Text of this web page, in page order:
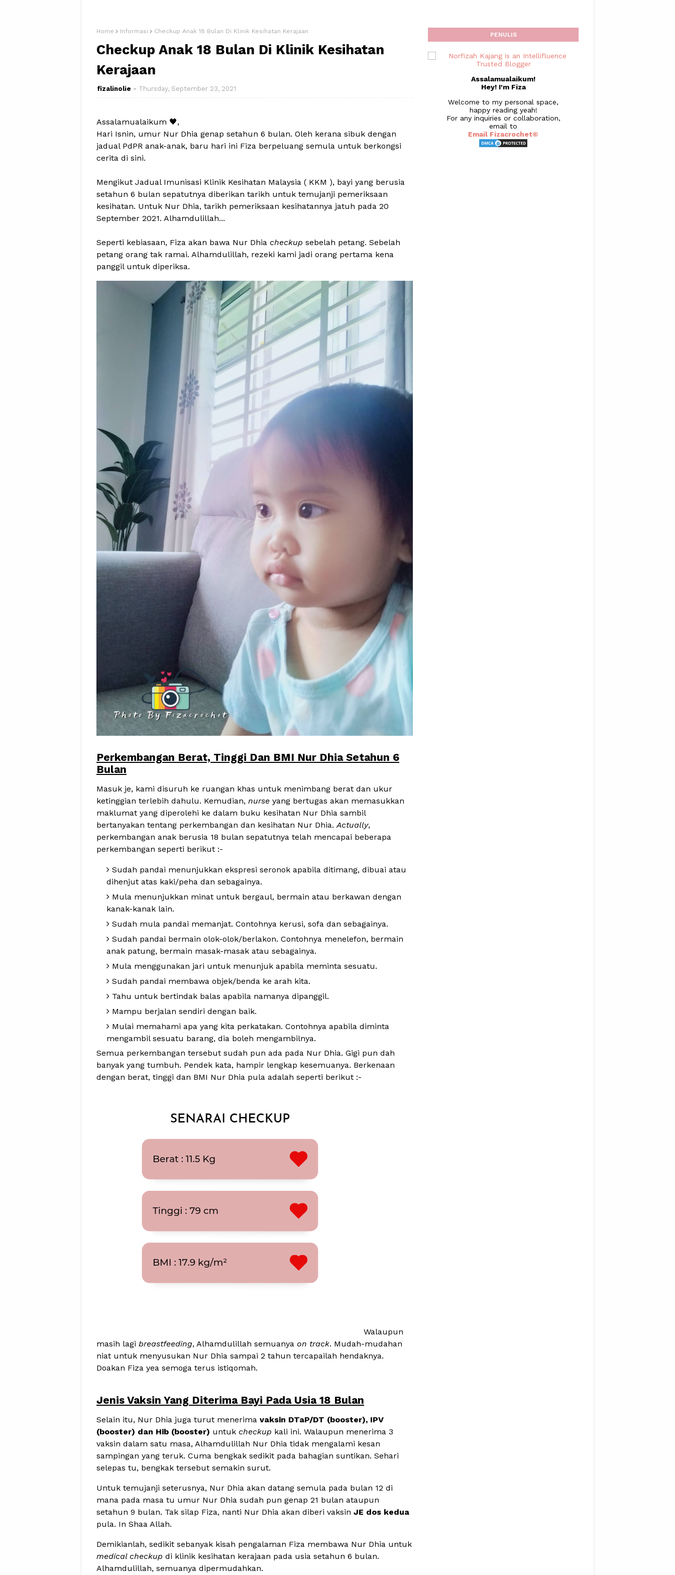
Home Informasi Checkup Anak 18 Bulan Di Klinik Kesihatan Kerajaan
Checkup Anak 18 Bulan Di Klinik Kesihatan
Kerajaan
fizalinolie Thursday, September 23, 2021
Assalamualaikum 🖤,
Hari Isnin, umur Nur Dhia genap setahun 6 bulan. Oleh kerana sibuk dengan
jadual PdPR anak-anak, baru hari ini Fiza berpeluang semula untuk berkongsi
cerita di sini.
Mengikut Jadual Imunisasi Klinik Kesihatan Malaysia ( KKM ), bayi yang berusia
setahun 6 bulan sepatutnya diberikan tarikh untuk temujanji pemeriksaan
kesihatan. Untuk Nur Dhia, tarikh pemeriksaan kesihatannya jatuh pada 20
September 2021. Alhamdulillah...
Seperti kebiasaan, Fiza akan bawa Nur Dhia checkup sebelah petang. Sebelah
petang orang tak ramai. Alhamdulillah, rezeki kami jadi orang pertama kena
panggil untuk diperiksa.
Perkembangan Berat, Tinggi Dan BMI Nur Dhia Setahun 6
Bulan
Masuk je, kami disuruh ke ruangan khas untuk menimbang berat dan ukur
ketinggian terlebih dahulu. Kemudian, nurse yang bertugas akan memasukkan
maklumat yang diperolehi ke dalam buku kesihatan Nur Dhia sambil
bertanyakan tentang perkembangan dan kesihatan Nur Dhia.Actually,
perkembangan anak berusia 18 bulan sepatutnya telah mencapai beberapa
perkembangan seperti berikut :-
Sudah pandai menunjukkan ekspresi seronok apabila ditimang, dibuai atau
dihenjut atas kaki/peha dan sebagainya.
Mula menunjukkan minat untuk bergaul, bermain atau berkawan dengan
kanak-kanak lain.
Sudah mula pandai memanjat. Contohnya kerusi, sofa dan sebagainya.
Sudah pandai bermain olok-olok/berlakon. Contohnya menelefon, bermain
anak patung, bermain masak-masak atau sebagainya.
Mula menggunakan jari untuk menunjuk apabila meminta sesuatu.
Sudah pandai membawa objek/benda ke arah kita.
Tahu untuk bertindak balas apabila namanya dipanggil.
Mampu berjalan sendiri dengan baik.
Mulai memahami apa yang kita perkatakan. Contohnya apabila diminta
mengambil sesuatu barang, dia boleh mengambilnya.
Semua perkembangan tersebut sudah pun ada pada Nur Dhia. Gigi pun dah
banyak yang tumbuh. Pendek kata, hampir lengkap kesemuanya. Berkenaan
dengan berat, tinggi dan BMI Nur Dhia pula adalah seperti berikut :-
Walaupun
masih lagi breastfeeding, Alhamdulillah semuanya on track. Mudah-mudahan
niat untuk menyusukan Nur Dhia sampai 2 tahun tercapailah hendaknya.
Doakan Fiza yea semoga terus istiqomah.
Jenis Vaksin Yang Diterima Bayi Pada Usia 18 Bulan
Selain itu, Nur Dhia juga turut menerima vaksin DTaP/DT (booster), IPV
(booster) dan Hib (booster) untuk checkup kali ini. Walaupun menerima 3
vaksin dalam satu masa, Alhamdulillah Nur Dhia tidak mengalami kesan
sampingan yang teruk. Cuma bengkak sedikit pada bahagian suntikan. Sehari
selepas tu, bengkak tersebut semakin surut.
Untuk temujanji seterusnya, Nur Dhia akan datang semula pada bulan 12 di
mana pada masa tu umur Nur Dhia sudah pun genap 21 bulan ataupun
setahun 9 bulan. Tak silap Fiza, nanti Nur Dhia akan diberi vaksin JE dos kedua
pula. In Shaa Allah.
Demikianlah, sedikit sebanyak kisah pengalaman Fiza membawa Nur Dhia untuk
medical checkup di klinik kesihatan kerajaan pada usia setahun 6 bulan.
Alhamdulillah, semuanya dipermudahkan.
PENULIS
Assalamualaikum!
Hey! I'm Fiza
Welcome to my personal space,
happy reading yeah!
For any inquiries or collaboration,
email to
Email Fizacrochet©